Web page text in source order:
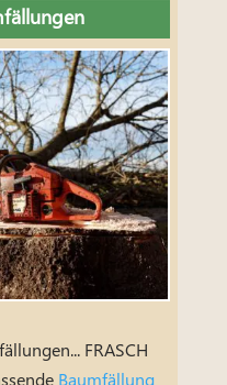
FRASCH
Baumfällung